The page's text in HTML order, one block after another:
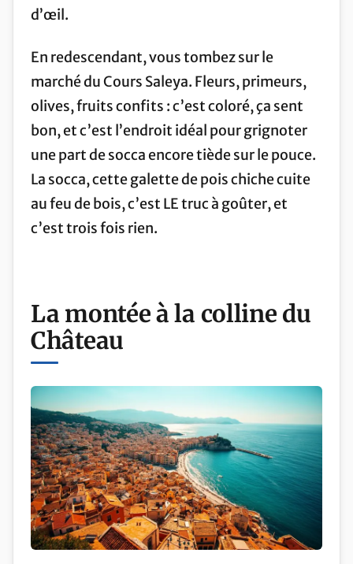
d’œil.
En redescendant, vous tombez sur le
marché du Cours Saleya. Fleurs, primeurs,
olives, fruits confits : c’est coloré, ça sent
bon, et c’est l’endroit idéal pour grignoter
une part de socca encore tiède sur le pouce.
La socca, cette galette de pois chiche cuite
au feu de bois, c’est LE truc à goûter, et
c’est trois fois rien.
La montée à la colline du
Château